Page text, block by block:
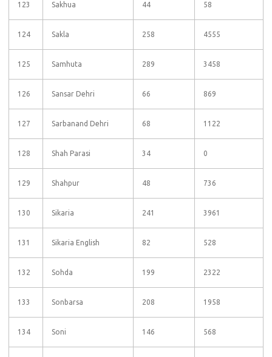
123 Sakhua 44 58
124 Sakla 258 4555
125 Samhuta 289 3458
126 Sansar Dehri 66 869
127 Sarbanand Dehri 68 1122
128 Shah Parasi 34 0
129 Shahpur 48 736
130 Sikaria 241 3961
131 Sikaria English 82 528
132 Sohda 199 2322
133 Sonbarsa 208 1958
134 Soni 146 568